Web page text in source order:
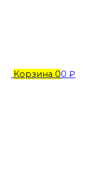
Корзина 00 ₽